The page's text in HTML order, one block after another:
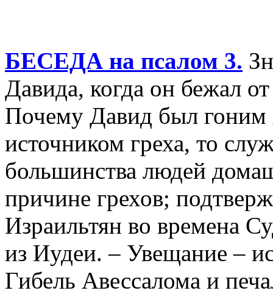
БЕСЕДА на псалом 3.
Давида, когда он бежал
Почему Давид был гоним
источником греха, то
большинства людей
причине грехов;
Израильтян во времена
из Иудеи. – Увещание –
Гибель Авессалома и